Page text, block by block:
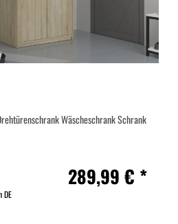
Wäscheschrank Schrank
289,99 € *
DE